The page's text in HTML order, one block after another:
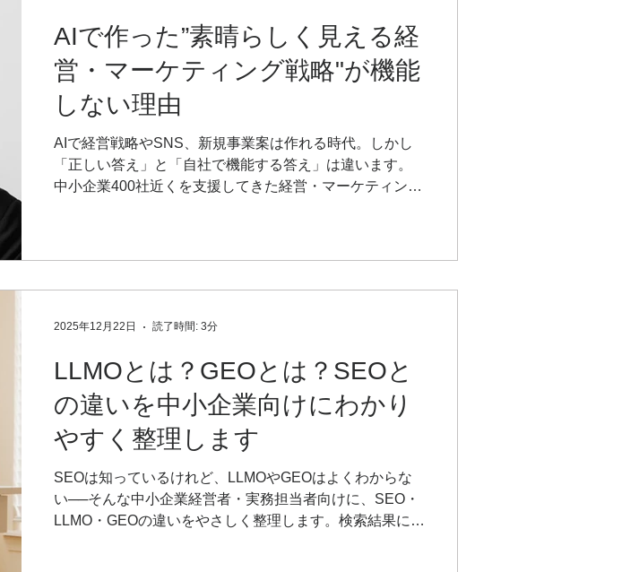
ニュース サービス
AIで作った”素晴らしく見える経
営・マーケティング戦略"が機能
しない理由
AIで経営戦略やSNS、新規事業案は作れる時代。しかし
「正しい答え」と「自社で機能する答え」は違います。
中小企業400社近くを支援してきた経営・マーケティング
LLMOとは？GEOとは？SEOと
の違いを中小企業向けにわかり
やすく整理します
SEOは知っているけれど、LLMOやGEOはよくわからな
い──そんな中小企業経営者・実務担当者向けに、SEO・
LLMO・GEOの違いをやさしく整理します。検索結果に表
2025年12月22日 読了時間: 3分